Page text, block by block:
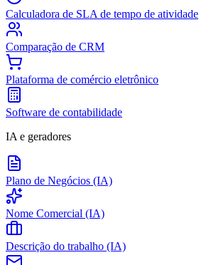
Calculadora de SLA de tempo de atividade
Comparação de CRM
Plataforma de comércio eletrônico
Software de contabilidade
IA e geradores
Plano de Negócios (IA)
Nome Comercial (IA)
Descrição do trabalho (IA)